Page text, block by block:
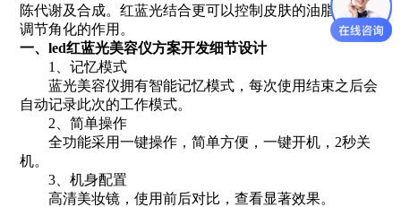
陈代谢及合成。红蓝光结合更可以控制皮肤的油脂分泌，
调节角化的作用。
一、led红蓝光美容仪方案开发细节设计
1、记忆模式
蓝光美容仪拥有智能记忆模式，每次使用结束之后会
自动记录此次的工作模式。
2、简单操作
全功能采用一键操作，简单方便，一键开机，2秒关
机。
3、机身配置
高清美妆镜，使用前后对比，查看显著效果。